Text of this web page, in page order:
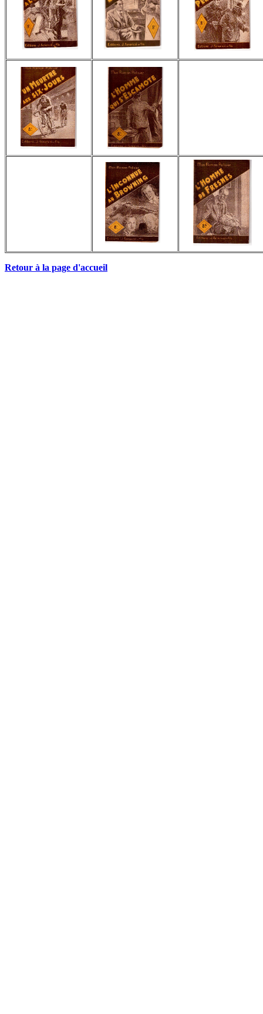
Retour à la page d'accueil